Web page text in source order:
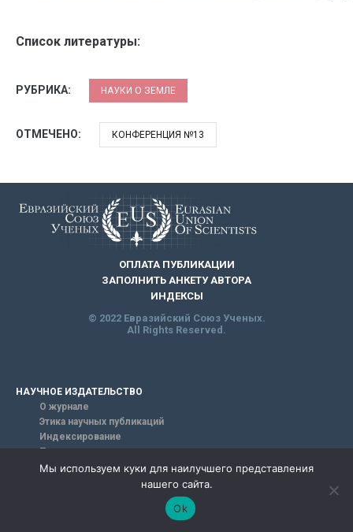
Список литературы:
РУБРИКА: НАУКИ О ЗЕМЛЕ
ОТМЕЧЕНО: КОНФЕРЕНЦИЯ №13
ОПЛАТА ПУБЛИКАЦИИ
ЗАПОЛНИТЬ АНКЕТУ АВТОРА
ИНДЕКСЫ
© 2022 Евразийский Союз Ученых.
All Rights Reserved.
НАУЧНОЕ ИЗДАТЕЛЬСТВО
О журнале
Этика научных публикаций
Индексирование
Политика открытого доступа
Научные публикации
Научные направления журнала
Мы используем куки для наилучшего представления
нашего сайта.
Ok